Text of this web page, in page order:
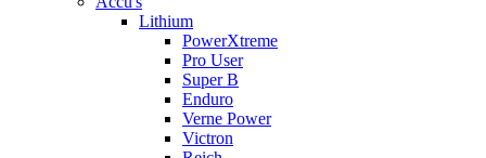
Lithium
PowerXtreme
Pro User
Super B
Enduro
Verne Power
Victron